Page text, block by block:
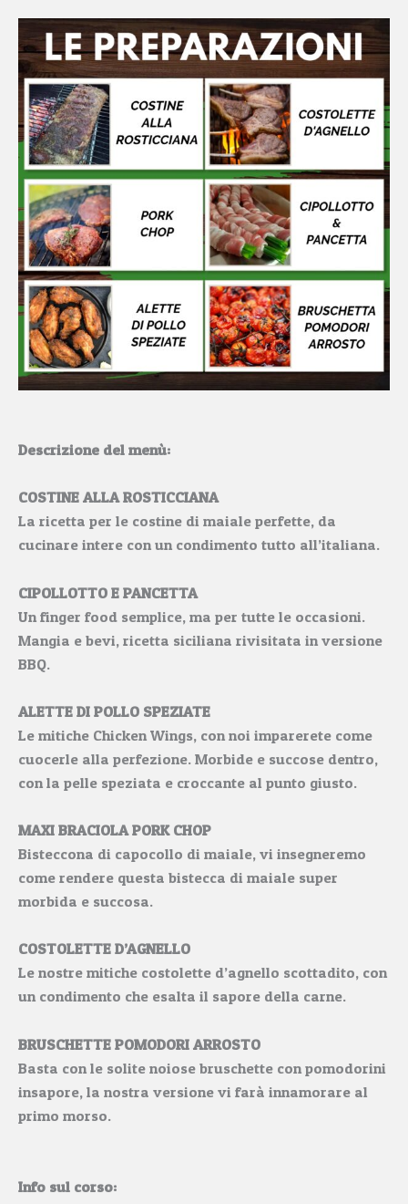
Descrizione del menù:
COSTINE ALLA ROSTICCIANA
La ricetta per le costine di maiale perfette, da
cucinare intere con un condimento tutto all’italiana.
CIPOLLOTTO E PANCETTA
Un finger food semplice, ma per tutte le occasioni.
Mangia e bevi, ricetta siciliana rivisitata in versione
BBQ.
ALETTE DI POLLO SPEZIATE
Le mitiche Chicken Wings, con noi imparerete come
cuocerle alla perfezione. Morbide e succose dentro,
con la pelle speziata e croccante al punto giusto.
MAXI BRACIOLA PORK CHOP
Bisteccona di capocollo di maiale, vi insegneremo
come rendere questa bistecca di maiale super
morbida e succosa.
COSTOLETTE D’AGNELLO
Le nostre mitiche costolette d’agnello scottadito, con
un condimento che esalta il sapore della carne.
BRUSCHETTE POMODORI ARROSTO
Basta con le solite noiose bruschette con pomodorini
insapore, la nostra versione vi farà innamorare al
primo morso.
Info sul corso: